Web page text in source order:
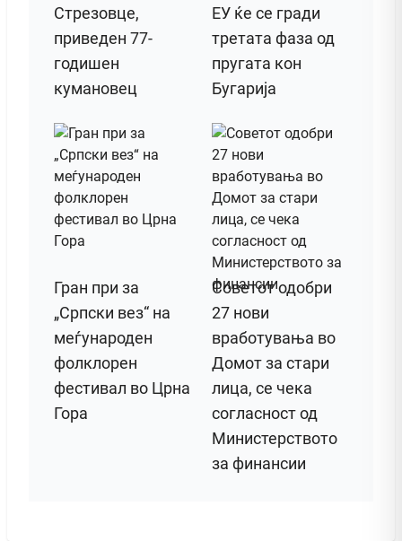
Стрезовце,
приведен 77-
годишен
кумановец
ЕУ ќе се гради
третата фаза од
пругата кон
Бугарија
Гран при за
„Српски вез“ на
меѓународен
фолклорен
фестивал во Црна
Гора
Советот одобри
27 нови
вработувања во
Домот за стари
лица, се чека
согласност од
Министерството
за финансии